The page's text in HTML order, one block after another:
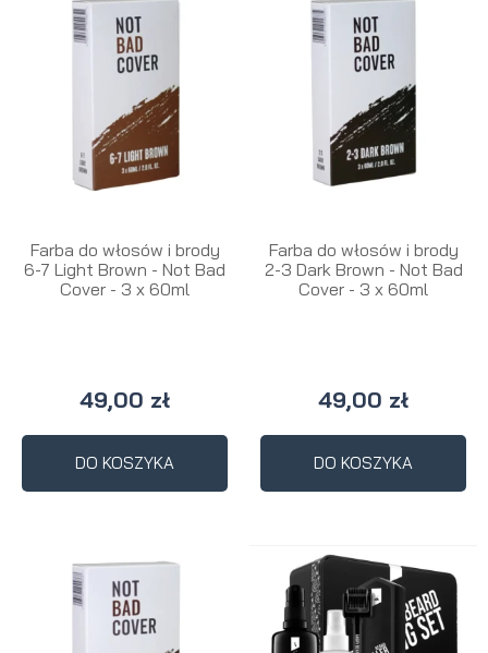
Farba do włosów i brody
6-7 Light Brown - Not Bad
Cover - 3 x 60ml
49,00 zł
DO KOSZYKA
Farba do włosów i brody
2-3 Dark Brown - Not Bad
Cover - 3 x 60ml
49,00 zł
DO KOSZYKA